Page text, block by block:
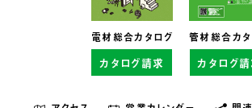
電材総合カタログ
カタログ請求
管材総合カ
カタログ